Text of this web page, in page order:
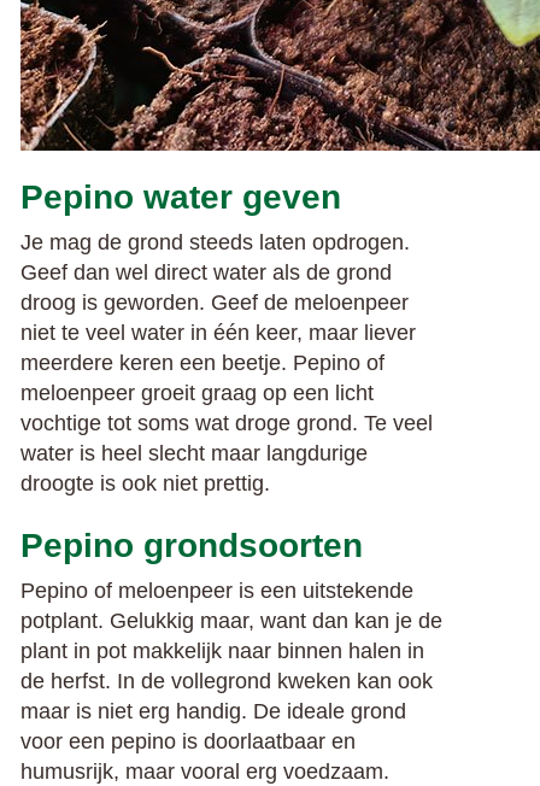
Pepino water geven
Je mag de grond steeds laten opdrogen.
Geef dan wel direct water als de grond
droog is geworden. Geef de meloenpeer
niet te veel water in één keer, maar liever
meerdere keren een beetje. Pepino of
meloenpeer groeit graag op een licht
vochtige tot soms wat droge grond. Te veel
water is heel slecht maar langdurige
droogte is ook niet prettig.
Pepino grondsoorten
Pepino of meloenpeer is een uitstekende
potplant. Gelukkig maar, want dan kan je de
plant in pot makkelijk naar binnen halen in
de herfst. In de vollegrond kweken kan ook
maar is niet erg handig. De ideale grond
voor een pepino is doorlaatbaar en
humusrijk, maar vooral erg voedzaam.